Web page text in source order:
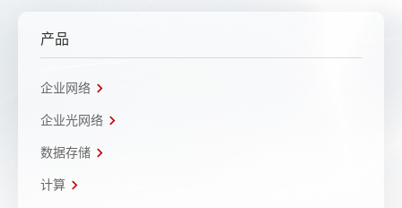
产品
企业网络
企业光网络
数据存储
计算